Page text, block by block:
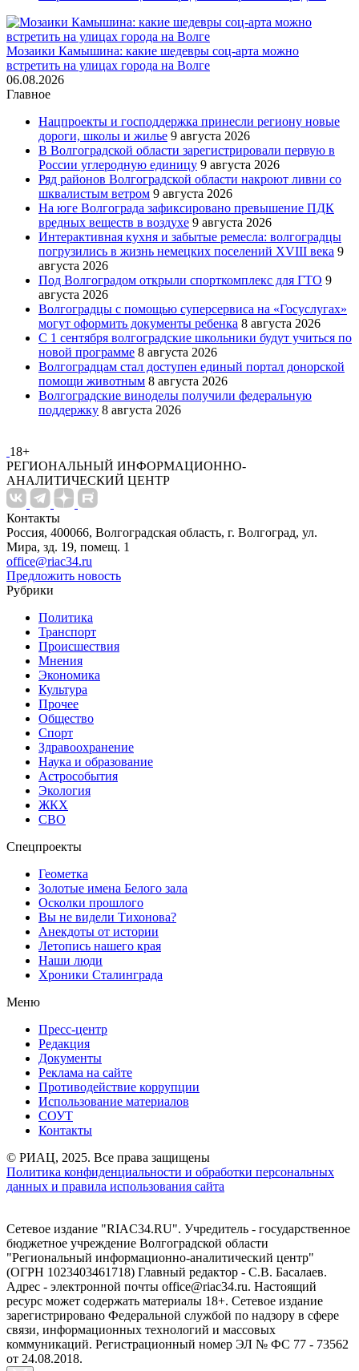
Мозаики Камышина: какие шедевры соц-арта можно
встретить на улицах города на Волге
06.08.2026
Главное
Нацпроекты и господдержка принесли региону новые
дороги, школы и жилье 9 августа 2026
В Волгоградской области зарегистрировали первую в
России углеродную единицу 9 августа 2026
Ряд районов Волгоградской области накроют ливни со
шквалистым ветром 9 августа 2026
На юге Волгограда зафиксировано превышение ПДК
вредных веществ в воздухе 9 августа 2026
Интерактивная кухня и забытые ремесла: волгоградцы
погрузились в жизнь немецких поселений XVIII века 9
августа 2026
Под Волгоградом открыли спорткомплекс для ГТО 9
августа 2026
Волгоградцы с помощью суперсервиса на «Госуслугах»
могут оформить документы ребенка 8 августа 2026
С 1 сентября волгоградские школьники будут учиться по
новой программе 8 августа 2026
Волгоградцам стал доступен единый портал донорской
помощи животным 8 августа 2026
Волгоградские виноделы получили федеральную
поддержку 8 августа 2026
18+
РЕГИОНАЛЬНЫЙ ИНФОРМАЦИОННО-
АНАЛИТИЧЕСКИЙ ЦЕНТР
Контакты
Россия, 400066, Волгоградская область, г. Волгоград, ул.
Мира, зд. 19, помещ. 1
office@riac34.ru
Предложить новость
Рубрики
Политика
Транспорт
Происшествия
Мнения
Экономика
Культура
Прочее
Общество
Спорт
Здравоохранение
Наука и образование
Астрособытия
Экология
ЖКХ
СВО
Спецпроекты
Геометка
Золотые имена Белого зала
Осколки прошлого
Вы не видели Тихонова?
Анекдоты от истории
Летопись нашего края
Наши люди
Хроники Сталинграда
Меню
Пресс-центр
Редакция
Документы
Реклама на сайте
Противодействие коррупции
Использование материалов
СОУТ
Контакты
© РИАЦ, 2025. Все права защищены
Политика конфиденциальности и обработки персональных
данных и правила использования сайта
Сетевое издание "RIAC34.RU". Учредитель - государственное
бюджетное учреждение Волгоградской области
"Региональный информационно-аналитический центр"
(ОГРН 1023403461718) Главный редактор - С.В. Басалаев.
Адрес - электронной почты office@riac34.ru. Настоящий
ресурс может содержать материалы 18+. Сетевое издание
зарегистрировано Федеральной службой по надзору в сфере
связи, информационных технологий и массовых
коммуникаций. Регистрационный номер ЭЛ № ФС 77 - 73562
от 24.08.2018.